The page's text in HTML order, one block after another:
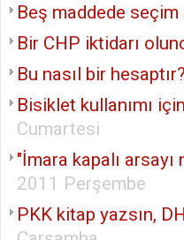
Beş maddede seçim
Bir CHP iktidarı
Bu nasıl bir hesaptır?
Bisiklet kullanımı
Cumartesi
"İmara kapalı arsayı
2011 Perşembe
PKK kitap yazsın,